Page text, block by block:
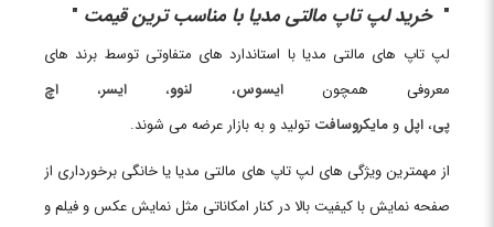
خرید لپ تاپ مالتی مدیا با مناسب ترین قیمت
لپ تاپ های مالتی مدیا با استاندارد های متفاوتی توسط برند های
معروفی همچونایسوس، لنوو، ایسر، اچ
پی، اپل و مایکروسافت تولید و به بازار عرضه می شوند.
از مهمترین ویژگی های لپ تاپ های مالتی مدیا یا خانگی برخورداری از
صفحه نمایش با کیفیت بالا در کنار امکاناتی مثل نمایش عکس و فیلم و